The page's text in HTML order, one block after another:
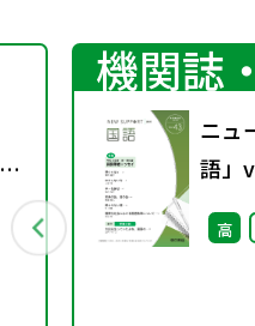
機関誌
ニュ
語」
号）
高